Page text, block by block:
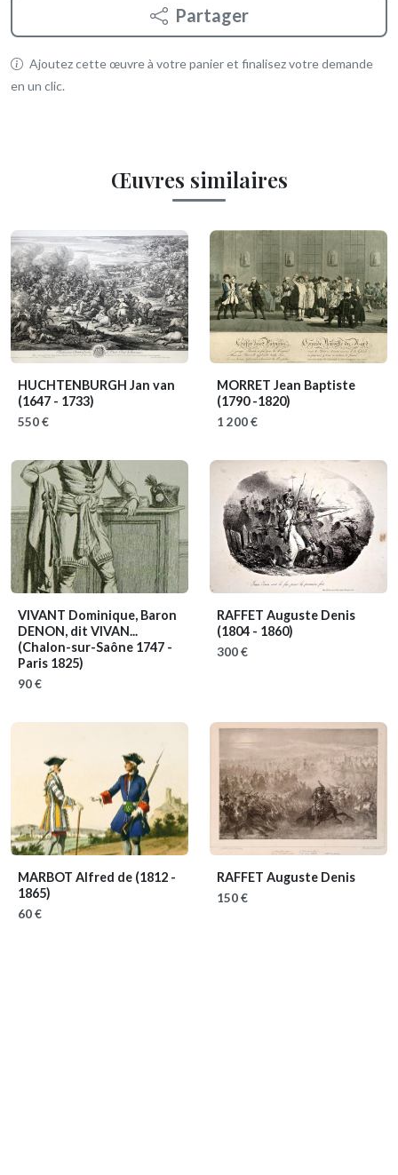
Partager
Ajoutez cette œuvre à votre panier et finalisez votre demande
en un clic.
Œuvres similaires
HUCHTENBURGH Jan van
(1647 - 1733)
550 €
MORRET Jean Baptiste
(1790 -1820)
1 200 €
VIVANT Dominique, Baron
DENON, dit VIVAN...
(Chalon-sur-Saône 1747 -
Paris 1825)
90 €
RAFFET Auguste Denis
(1804 - 1860)
300 €
MARBOT Alfred de (1812 -
1865)
60 €
RAFFET Auguste Denis
150 €